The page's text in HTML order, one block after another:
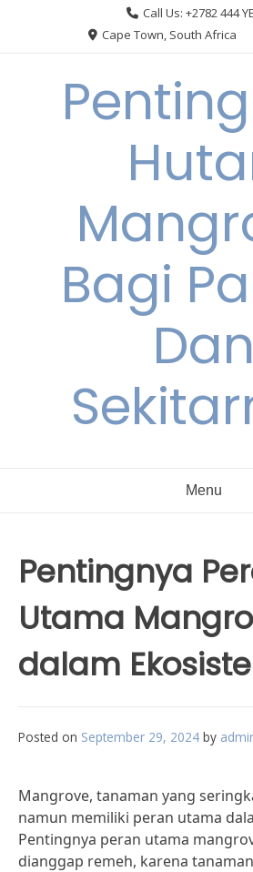
Call Us: +2782 444
Cape Town, South Africa
Bagi
Dan
Menu
Pentingnya
Utama
dalam
Posted on September 29, 2024 by
Mangrove, tanaman yang
namun memiliki peran utama
Pentingnya peran utama
dianggap remeh, karena